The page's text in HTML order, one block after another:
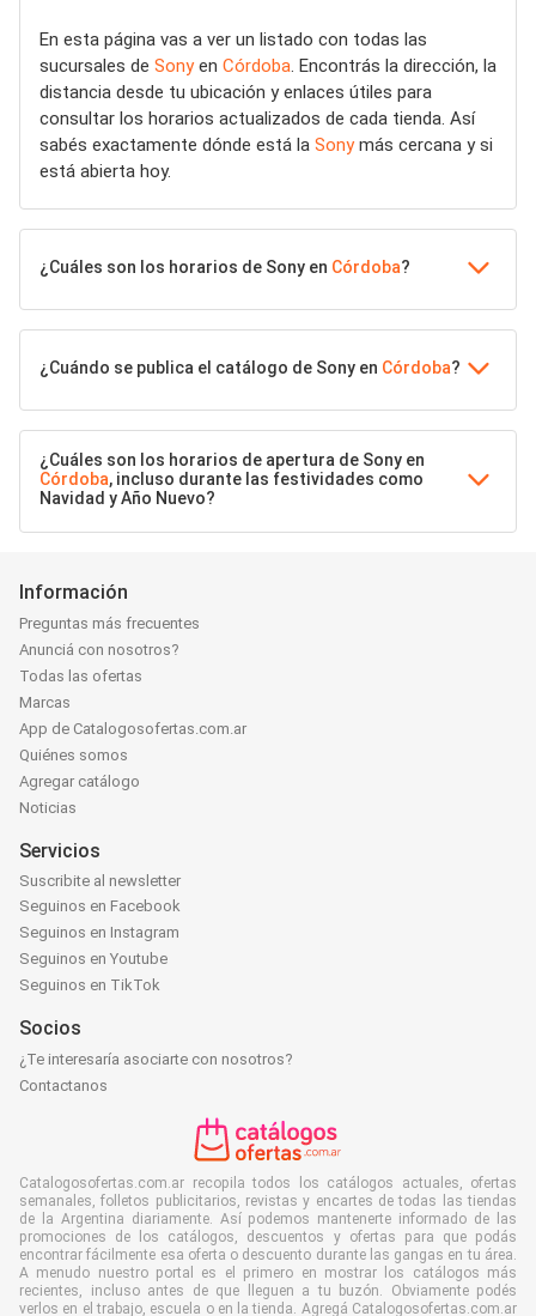
En esta página vas a ver un listado con todas las
sucursales de Sonyen Córdoba. Encontrás la dirección, la
distancia desde tu ubicación y enlaces útiles para
consultar los horarios actualizados de cada tienda. Así
sabés exactamente dónde está la Sonymás cercana y si
está abierta hoy.
¿Cuáles son los horarios de Sony en Córdoba?
¿Cuándo se publica el catálogo de Sony en Córdoba?
¿Cuáles son los horarios de apertura de Sony en
Córdoba, incluso durante las festividades como
Navidad y Año Nuevo?
Información
Preguntas más frecuentes
Anunciá con nosotros?
Todas las ofertas
Marcas
App de Catalogosofertas.com.ar
Quiénes somos
Agregar catálogo
Noticias
Servicios
Suscribite al newsletter
Seguinos en Facebook
Seguinos en Instagram
Seguinos en Youtube
Seguinos en TikTok
Socios
¿Te interesaría asociarte con nosotros?
Contactanos
Catalogosofertas.com.ar recopila todos los catálogos actuales, ofertas
semanales, folletos publicitarios, revistas y encartes de todas las tiendas
de la Argentina diariamente. Así podemos mantenerte informado de las
promociones de los catálogos, descuentos y ofertas para que podás
encontrar fácilmente esa oferta o descuento durante las gangas en tu área.
A menudo nuestro portal es el primero en mostrar los catálogos más
recientes, incluso antes de que lleguen a tu buzón. Obviamente podés
verlos en el trabajo, escuela o en la tienda. Agregá Catalogosofertas.com.ar